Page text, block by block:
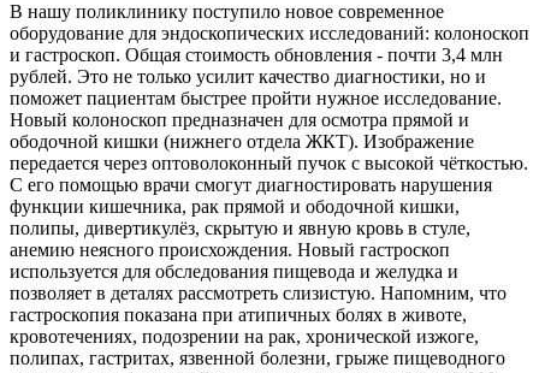
В нашу поликлинику поступило новое современное
оборудование для эндоскопических исследований: колоноскоп
и гастроскоп. Общая стоимость обновления - почти 3,4 млн
рублей. Это не только усилит качество диагностики, но и
поможет пациентам быстрее пройти нужное исследование.
Новый колоноскоп предназначен для осмотра прямой и
ободочной кишки (нижнего отдела ЖКТ). Изображение
передается через оптоволоконный пучок с высокой чёткостью.
С его помощью врачи смогут диагностировать нарушения
функции кишечника, рак прямой и ободочной кишки,
полипы, дивертикулёз, скрытую и явную кровь в стуле,
анемию неясного происхождения. Новый гастроскоп
используется для обследования пищевода и желудка и
позволяет в деталях рассмотреть слизистую. Напомним, что
гастроскопия показана при атипичных болях в животе,
кровотечениях, подозрении на рак, хронической изжоге,
полипах, гастритах, язвенной болезни, грыже пищеводного